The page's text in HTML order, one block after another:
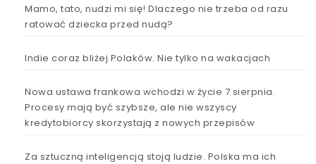
Mamo, tato, nudzi mi się! Dlaczego nie trzeba od razu
ratować dziecka przed nudą?
Indie coraz bliżej Polaków. Nie tylko na wakacjach
Nowa ustawa frankowa wchodzi w życie 7 sierpnia.
Procesy mają być szybsze, ale nie wszyscy
kredytobiorcy skorzystają z nowych przepisów
Za sztuczną inteligencją stoją ludzie. Polska ma ich